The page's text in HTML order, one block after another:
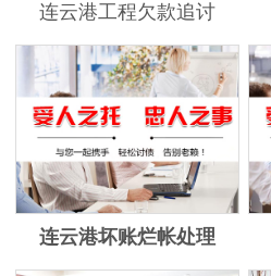
连云港工程欠款追讨
连云港坏账烂帐处理